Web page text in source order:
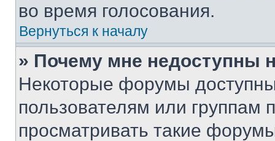
во время голосования.
Вернуться к началу
» Почему мне недоступны
Некоторые форумы
пользователям или группам
просматривать такие